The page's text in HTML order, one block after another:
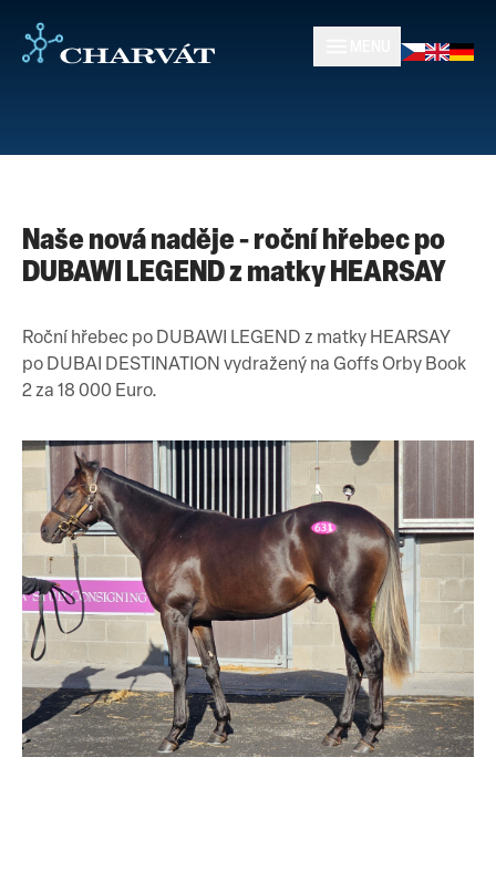
Naše nová naděje - roční hřebec po
DUBAWI LEGEND z matky HEARSAY
Roční hřebec po DUBAWI LEGEND z matky HEARSAY
po DUBAI DESTINATION vydražený na Goffs Orby Book
2 za 18 000 Euro.